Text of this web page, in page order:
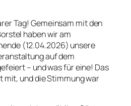
Tag! Gemeinsam mit den
haben wir am
(12.04.2026) unsere
auf dem
– und was für eine! Das
und die Stimmung war